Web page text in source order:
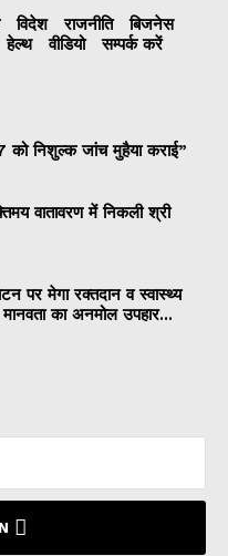
विदेश राजनीति
बिजनेस
हेल्थ वीडियो सम्पर्क करें
को निशुल्क जांच मुहैया कराई”
वातावरण में निकली श्री
पर मेगा रक्तदान व स्वास्थ्य
का अनमोल उपहार...